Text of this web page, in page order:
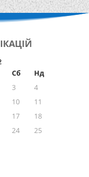
Сб
Нд
3
4
10
11
17
18
24
25